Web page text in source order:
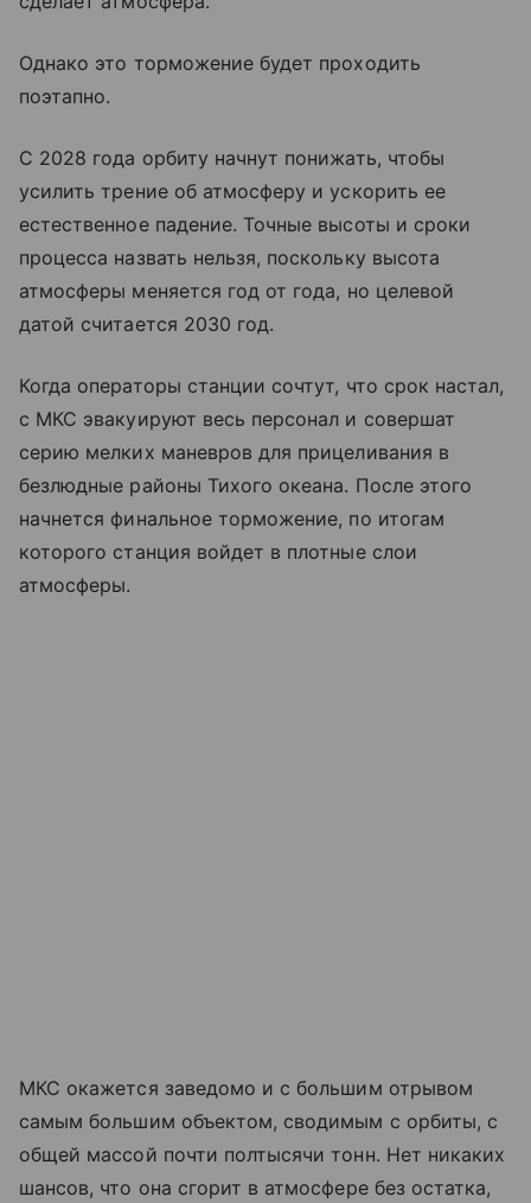
Однако это торможение будет проходить
поэтапно.
С 2028 года орбиту начнут понижать, чтобы
усилить трение об атмосферу и ускорить ее
естественное падение. Точные высоты и сроки
процесса назвать нельзя, поскольку высота
атмосферы меняется год от года, но целевой
датой считается 2030 год.
Когда операторы станции сочтут, что срок настал,
с МКС эвакуируют весь персонал и совершат
серию мелких маневров для прицеливания в
безлюдные районы Тихого океана. После этого
начнется финальное торможение, по итогам
которого станция войдет в плотные слои
атмосферы.
МКС окажется заведомо и с большим отрывом
самым большим объектом, сводимым с орбиты, с
общей массой почти полтысячи тонн. Нет никаких
шансов, что она сгорит в атмосфере без остатка,